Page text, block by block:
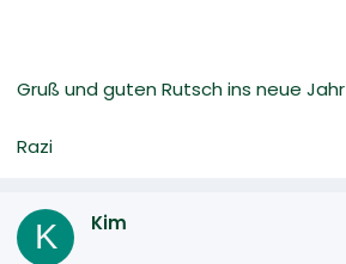
Gruß und guten Rutsch ins neue Jahr
Razi
K Kim